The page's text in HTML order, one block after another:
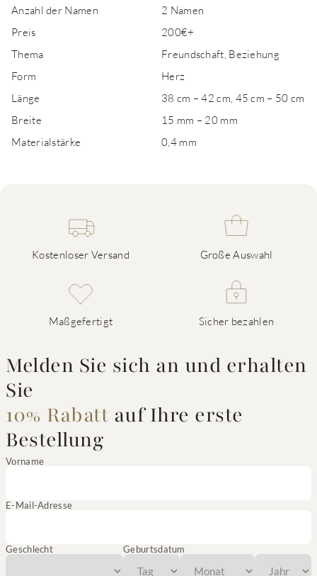
Anzahl der Namen
2 Namen
Preis
200€+
Thema
Freundschaft, Beziehung
Form
Herz
Länge
38 cm – 42 cm, 45 cm – 50 cm
Breite
15 mm – 20 mm
Materialstärke
0,4 mm
Kostenloser Versand Große Auswahl
Maßgefertigt Sicher bezahlen
Melden Sie sich an und erhalten
Sie
10% Rabatt auf Ihre erste
Bestellung
Vorname
E-Mail-Adresse
Geschlecht Geburtsdatum